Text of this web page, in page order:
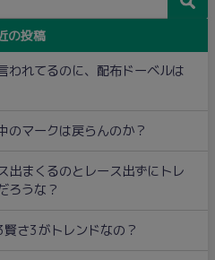
の投稿
われてるのに、配布ドーベルは
のマークは戻らんのか？
出まくるのとレース出ずにトレ
ろうな？
賢さ3がトレンドなの？